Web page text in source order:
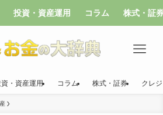
投資・資産運用 コラム 株式・証
・資産運用 コラム 株式・証券 クレ